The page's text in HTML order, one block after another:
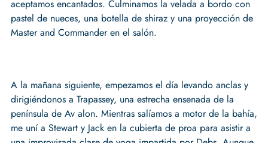
aceptamos encantados. Culminamos la velada a bordo con
pastel de nueces, una botella de shiraz y una proyección de
Master and Commander en el salón.
A la mañana siguiente, empezamos el día levando anclas y
dirigiéndonos a Trapassey, una estrecha ensenada de la
península de Av alon. Mientras salíamos a motor de la bahía,
me uní a Stewart y Jack en la cubierta de proa para asistir a